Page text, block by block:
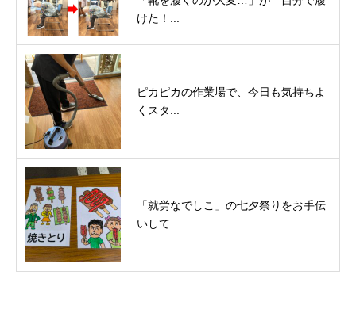
けた！...
ピカピカの作業場で、今日も気持ちよ
くスタ...
「就労なでしこ」の七夕祭りをお手伝
いして...